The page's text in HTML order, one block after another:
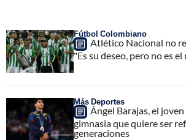
Fútbol Colombiano
Atlético Nacional no
"Es su deseo, pero no es
Más Deportes
Ángel Barajas, el
gimnasia que quiere ser
generaciones